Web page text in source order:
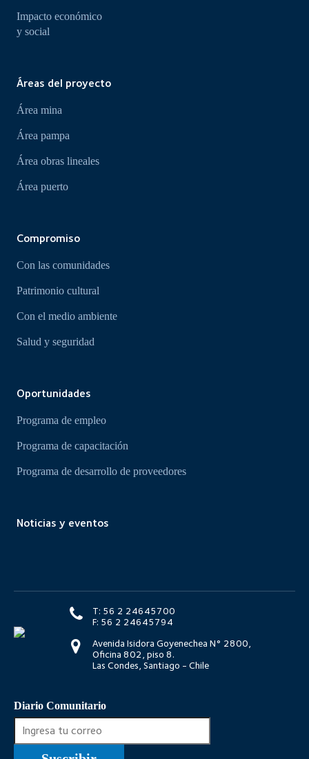
Impacto económico
y social
Áreas del proyecto
Área mina
Área pampa
Área obras lineales
Área puerto
Compromiso
Con las comunidades
Patrimonio cultural
Con el medio ambiente
Salud y seguridad
Oportunidades
Programa de empleo
Programa de capacitación
Programa de desarrollo de proveedores
Noticias y eventos
T: 56 2 24645700
F: 56 2 24645794
Avenida Isidora Goyenechea N° 2800,
Oficina 802, piso 8.
Las Condes, Santiago - Chile
Diario Comunitario